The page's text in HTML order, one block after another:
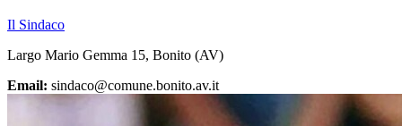
Il Sindaco
Largo Mario Gemma 15, Bonito (AV)
Email: sindaco@comune.bonito.av.it